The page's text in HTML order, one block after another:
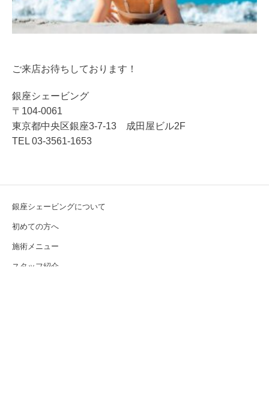
ご来店お待ちしております！
銀座シェービング
〒104-0061
東京都中央区銀座3-7-13 成田屋ビル2F
TEL 03-3561-1653
銀座シェービングについて
初めての方へ
施術メニュー
スタッフ紹介